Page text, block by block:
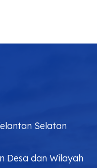
Selatan
Desa dan Wilayah